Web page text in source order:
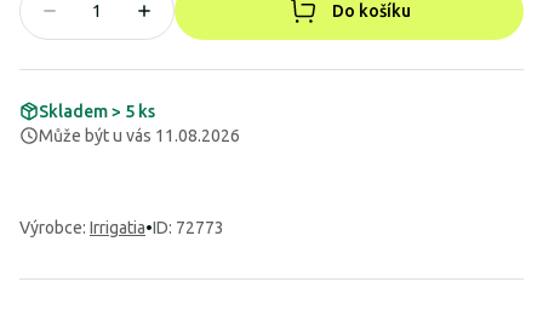
Do košíku
Skladem > 5 ks
Může být u vás 11.08.2026
Výrobce: Irrigatia•ID: 72773